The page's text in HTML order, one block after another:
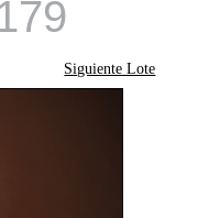
Siguiente Lote